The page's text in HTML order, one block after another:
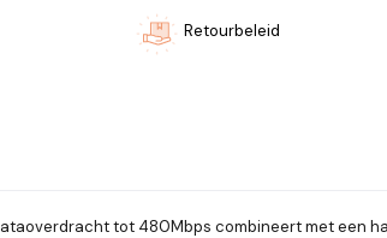
Retourbeleid
tot 480Mbps combineert met een